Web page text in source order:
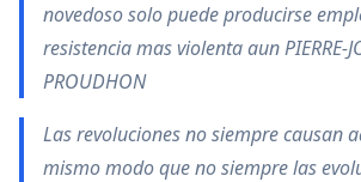
novedoso solo puede producirse
resistencia mas violenta aun PIERRE-
PROUDHON
Las revoluciones no siempre causan
mismo modo que no siempre las